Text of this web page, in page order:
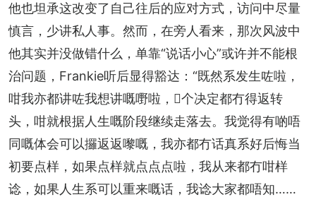
他也坦承这改变了自己往后的应对方式，访问中尽量
慎言，少讲私人事。然而，在旁人看来，那次风波中
他其实并没做错什么，单靠“说话小心”或许并不能根
治问题，Frankie听后显得豁达：“既然系发生咗啦，
咁我亦都讲咗我想讲嘅嘢啦，𠮶个决定都冇得返转
头，咁就根据人生嘅阶段继续走落去。我觉得有啲唔
同嘅体会可以攞返返嚟嘅，我亦都冇话真系好后悔当
初要点样，如果点样就点点点啦，我从来都冇咁样
谂，如果人生系可以重来嘅话，我谂大家都唔知……